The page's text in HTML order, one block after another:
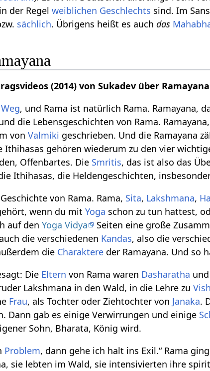
der Regelweiblichen Geschlechts sind. Im
sächlich. Übrigens heißt es auchdas
(2014) von Sukadev über Ramayana
Weg, und Rama ist natürlich Rama. Ramayana,
die Lebensgeschichten von Rama.
vonValmiki geschrieben. Und die Ramayana
Ithihasas gehören wiederum zu den vier
Offenbartes. Die Smritis, das ist also das
Ithihasas, die Heldengeschichten,
von Rama. Rama, Sita, Lakshmana,
wenn du mitYoga schon zu tun hattest,
auf denYoga Vidya
Seiten eine große
die verschiedenen Kandas, also die
die Charaktere der Ramayana. Und so
Die Eltern von Rama waren Dasharatha
Lakshmana in den Wald, in die Lehre zu
Frau, als Tochter oder Ziehtochter von Janaka.
Dann gab es einige Verwirrungen und einige
Sohn, Bharata, König wird.
Problem, dann gehe ich halt ins Exil.“ Rama
sie lebten im Wald, sie intensivierten ihre